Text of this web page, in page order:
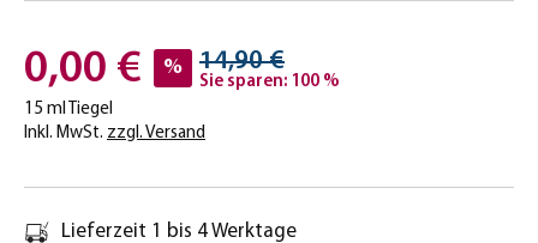
0,00 € % 14,90 €
Sie sparen: 100 %
15 ml Tiegel
Inkl. MwSt. zzgl. Versand
Lieferzeit 1 bis 4 Werktage